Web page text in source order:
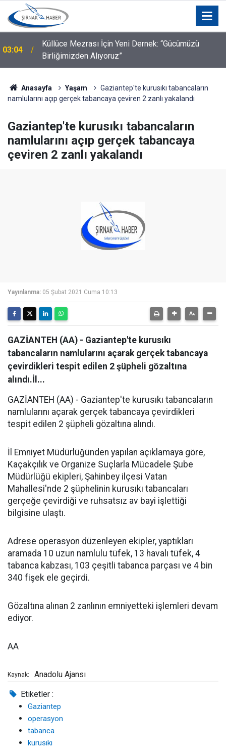
03:04
Küllüce Mezrası İçin Yeni Dernek: “Gücümüzü
Birliğimizden Alıyoruz”
Anasayfa Yaşam
Gaziantep'te kurusıkı tabancaların
namlularını açıp gerçek tabancaya çeviren 2 zanlı yakalandı
Gaziantep'te kurusıkı tabancaların
namlularını açıp gerçek tabancaya
çeviren 2 zanlı yakalandı
Yayınlanma: 05 Şubat 2021 Cuma 10:13
GAZİANTEH (AA) - Gaziantep'te kurusıkı
tabancaların namlularını açarak gerçek tabancaya
çevirdikleri tespit edilen 2 şüpheli gözaltına
alındı.İl...
GAZİANTEH (AA) - Gaziantep'te kurusıkı tabancaların
namlularını açarak gerçek tabancaya çevirdikleri
tespit edilen 2 şüpheli gözaltına alındı.
İl Emniyet Müdürlüğünden yapılan açıklamaya göre,
Kaçakçılık ve Organize Suçlarla Mücadele Şube
Müdürlüğü ekipleri, Şahinbey ilçesi Vatan
Mahallesi'nde 2 şüphelinin kurusıkı tabancaları
gerçeğe çevirdiği ve ruhsatsız av bayi işlettiği
bilgisine ulaştı.
Adrese operasyon düzenleyen ekipler, yaptıkları
aramada 10 uzun namlulu tüfek, 13 havalı tüfek, 4
tabanca kabzası, 103 çeşitli tabanca parçası ve 4 bin
340 fişek ele geçirdi.
Gözaltına alınan 2 zanlının emniyetteki işlemleri devam
ediyor.
AA
Kaynak: Anadolu Ajansı
Etiketler :
Gaziantep
operasyon
tabanca
kurusıkı